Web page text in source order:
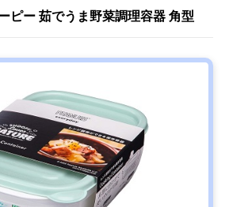
ピー 茹でうま野菜調理容器 角型